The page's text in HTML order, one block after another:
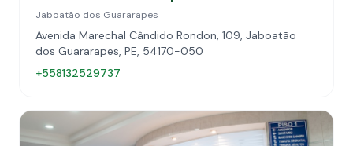
Jaboatão dos Guararapes
Avenida Marechal Cândido Rondon, 109, Jaboatão
dos Guararapes, PE, 54170-050
+558132529737